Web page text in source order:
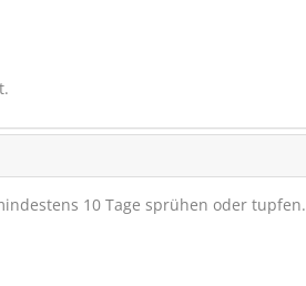
10 Tage sprühen oder tupfen.
ab € 53,75